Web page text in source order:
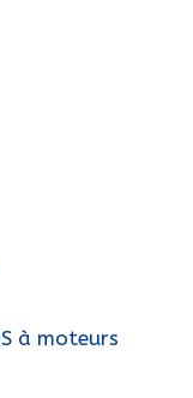
à moteurs